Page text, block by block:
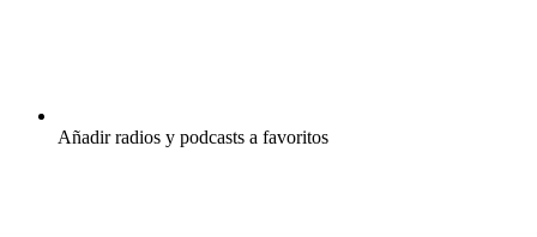
Añadir radios y podcasts a favoritos